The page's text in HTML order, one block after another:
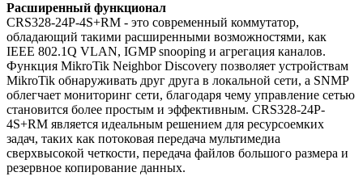
Расширенный функционал
CRS328-24P-4S+RM - это современный коммутатор,
обладающий такими расширенными возможностями, как
IEEE 802.1Q VLAN, IGMP snooping и агрегация каналов.
Функция MikroTik Neighbor Discovery позволяет устройствам
MikroTik обнаруживать друг друга в локальной сети, а SNMP
облегчает мониторинг сети, благодаря чему управление сетью
становится более простым и эффективным. CRS328-24P-
4S+RM является идеальным решением для ресурсоемких
задач, таких как потоковая передача мультимедиа
сверхвысокой четкости, передача файлов большого размера и
резервное копирование данных.